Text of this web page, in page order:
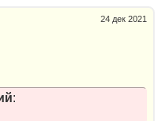
24 дек 2021
: